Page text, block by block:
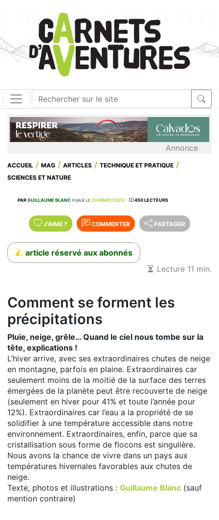
Annonce
ACCUEIL MAG ARTICLES
TECHNIQUE ET PRATIQUE
SCIENCES ET NATURE
PARGUILLAUME BLANC PUBLIÉ LE 20 MARS 2023 450 LECTEURS
J'AIME ? COMMENTER PARTAGER
article réservé aux abonnés
Lecture 11 min.
Comment se forment les
précipitations
Pluie, neige, grêle… Quand le ciel nous tombe sur la
tête, explications !
L’hiver arrive, avec ses extraordinaires chutes de neige
en montagne, parfois en plaine. Extraordinaires car
seulement moins de la moitié de la surface des terres
émergées de la planète peut être recouverte de neige
(seulement en hiver pour 41% et toute l’année pour
12%). Extraordinaires car l’eau a la propriété de se
solidifier à une température accessible dans notre
environnement. Extraordinaires, enfin, parce que sa
cristallisation sous forme de flocons est singulière.
Nous avons la chance de vivre dans un pays aux
températures hivernales favorables aux chutes de
neige.
Texte, photos et illustrations : Guillaume Blanc (sauf
mention contraire)